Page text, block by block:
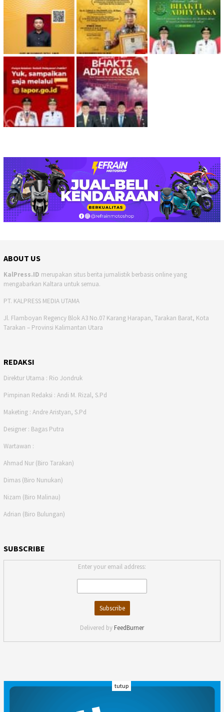
ABOUT US
KalPress.ID merupakan situs berita jurnalistik berbasis online yang
mengabarkan Kaltara untuk semua.
PT. KALPRESS MEDIA UTAMA
Jl. Flamboyan Regency Blok A3 No.07 Karang Harapan, Tarakan Barat, Kota
Tarakan – Provinsi Kalimantan Utara
REDAKSI
Direktur Utama : Rio Jondruk
Pimpinan Redaksi : Andi M. Rizal, S.Pd
Maketing : Andre Aristyan, S.Pd
Designer : Bagas Putra
Wartawan :
Ahmad Nur (Biro Tarakan)
Dimas (Biro Nunukan)
Nizam (Biro Malinau)
Adrian (Biro Bulungan)
SUBSCRIBE
Enter your email address:
Delivered by FeedBurner
tutup